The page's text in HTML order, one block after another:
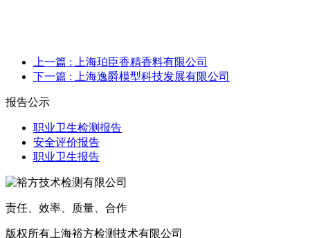
上一篇 : 上海珀臣香精香料有限公司
下一篇 : 上海逸爵模型科技发展有限公司
报告公示
职业卫生检测报告
安全评价报告
职业卫生报告
责任、效率、质量、合作
版权所有上海裕方检测技术有限公司